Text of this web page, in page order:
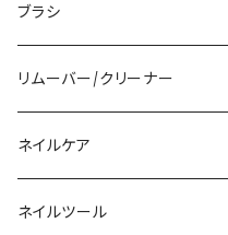
アクリルリキッド
その他ツール
トップジェル
ベースジェル
ファンクションジェル
カラージェル
ブラシ
ジェルブラシ
アクリルブラシ
マグネット
リムーバー/クリーナー
リムーバー
クリーナー
ネイルケア
ネイルツール